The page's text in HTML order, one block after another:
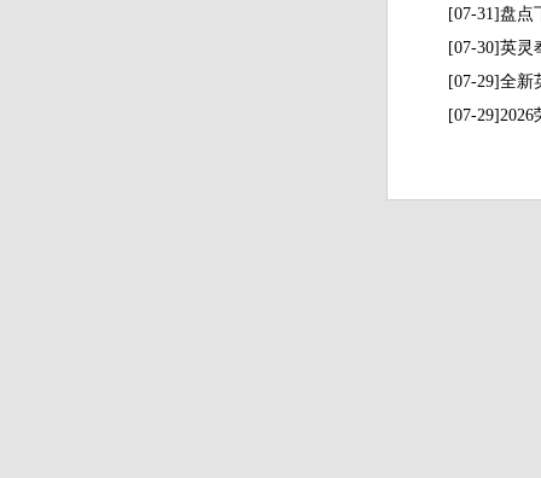
[07-31]盘点
[07-30]英灵
[07-29]全新
[07-